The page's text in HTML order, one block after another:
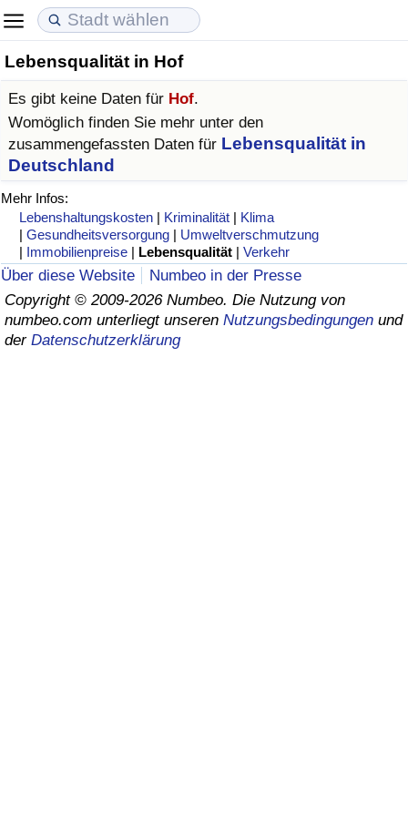
Lebensqualität in Hof
Es gibt keine Daten für Hof.
Womöglich finden Sie mehr unter den
zusammengefassten Daten für Lebensqualität in
Deutschland
Mehr Infos:
Lebenshaltungskosten | Kriminalität | Klima
|Gesundheitsversorgung | Umweltverschmutzung
| Immobilienpreise | Lebensqualität |Verkehr
Über diese Website
Numbeo in der Presse
Copyright © 2009-2026 Numbeo. Die Nutzung von
numbeo.com unterliegt unseren Nutzungsbedingungen und
der Datenschutzerklärung
Lebenshaltungskosten
Lebenshaltungskosten-Index (aktuell)
Lebenshaltungskosten-Index
Lebenshaltungskosten-Index nach Land
in Akaba
Immobilienpreise
Immobilienpreis-Index (aktuell)
Immobilienpreis-Index
Immobilienpreis-Index nach Land
Lebensqualität
Lebensqualität-Index
Lebensqualität-Index (aktuell)
Lebensqualitätsindex nach Land
Kriminalität
Kriminalitäts-Index (aktuell)
Kriminalitäts-Index